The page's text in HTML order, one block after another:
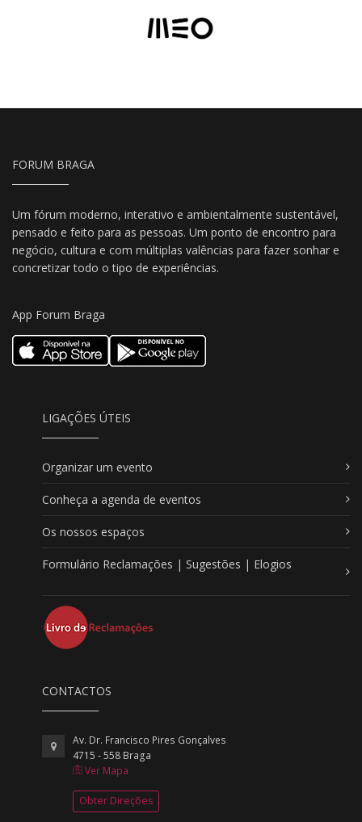
FORUM BRAGA
Um fórum moderno, interativo e ambientalmente sustentável,
pensado e feito para as pessoas. Um ponto de encontro para
negócio, cultura e com múltiplas valências para fazer sonhar e
concretizar todo o tipo de experiências.
App Forum Braga
LIGAÇÕES ÚTEIS
Organizar um evento
Conheça a agenda de eventos
Os nossos espaços
Formulário Reclamações | Sugestões | Elogios
CONTACTOS
Av. Dr. Francisco Pires Gonçalves
4715 - 558 Braga
Ver Mapa
Obter Direções